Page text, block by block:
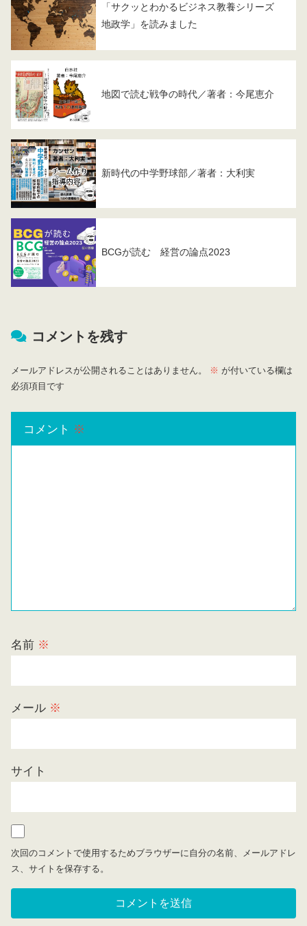
「サクッとわかるビジネス教養シリーズ
地政学」を読みました
地図で読む戦争の時代／著者：今尾恵介
新時代の中学野球部／著者：大利実
BCGが読む 経営の論点2023
コメントを残す
メールアドレスが公開されることはありません。 ※ が付いている欄は
必須項目です
コメント ※
名前 ※
メール ※
サイト
次回のコメントで使用するためブラウザーに自分の名前、メールアドレ
ス、サイトを保存する。